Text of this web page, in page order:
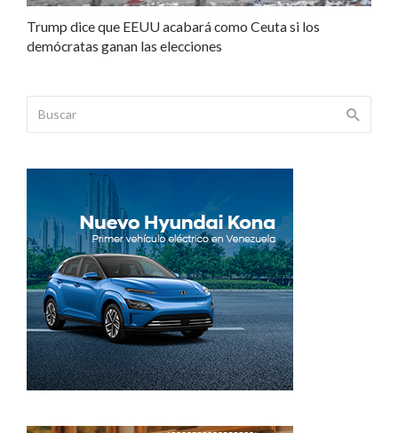
Trump dice que EEUU acabará como Ceuta si los
demócratas ganan las elecciones